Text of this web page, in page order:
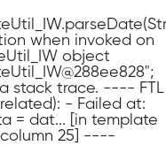
when invoked on
object
stack trace. ---- FTL
- Failed at:
= dat... [in template
column 25] ----